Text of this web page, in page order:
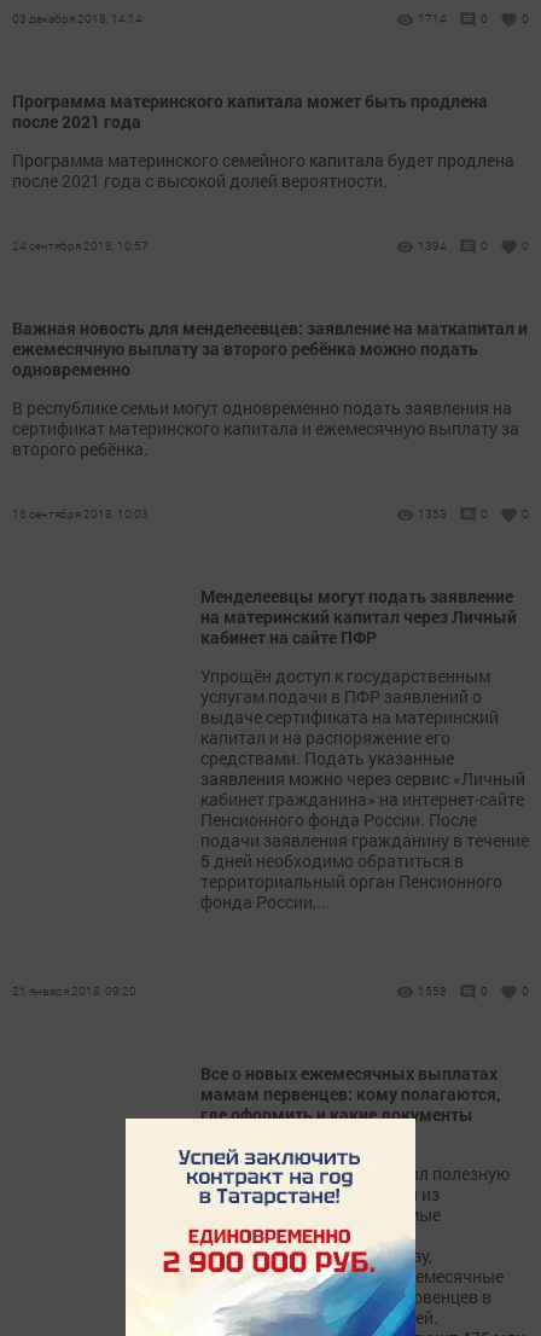
03 декабря 2018, 14:14 1714 0 0
Программа материнского капитала может быть продлена
после 2021 года
Программа материнского семейного капитала будет продлена
после 2021 года с высокой долей вероятности.
24 сентября 2018, 10:57 1394 0 0
Важная новость для менделеевцев: заявление на маткапитал и
ежемесячную выплату за второго ребёнка можно подать
одновременно
В республике семьи могут одновременно подать заявления на
сертификат материнского капитала и ежемесячную выплату за
второго ребёнка.
16 сентября 2018, 10:03 1353 0 0
Менделеевцы могут подать заявление
на материнский капитал через Личный
кабинет на сайте ПФР
Упрощён доступ к государственным
услугам подачи в ПФР заявлений о
выдаче сертификата на материнский
капитал и на распоряжение его
средствами. Подать указанные
заявления можно через сервис «Личный
кабинет гражданина» на интернет-сайте
Пенсионного фонда России. После
подачи заявления гражданину в течение
5 дней необходимо обратиться в
территориальный орган Пенсионного
фонда России,...
21 января 2018, 09:20 1558 0 0
Все о новых ежемесячных выплатах
мамам первенцев: кому полагаются,
где оформить и какие документы
«Татар-информ» подготовил полезную
памятку для мам малышей из
Татарстана и разобрал самые
актуальные вопросы. По
предварительному прогнозу,
претендовать на новые ежемесячные
выплаты при рождении первенцев в
Татарстане будут 4700 семей.